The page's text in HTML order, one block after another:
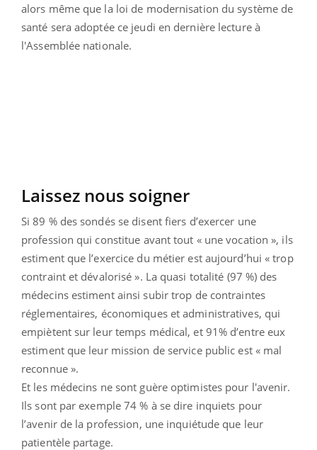
alors même que la loi de modernisation du système de
santé sera adoptée ce jeudi en dernière lecture à
l'Assemblée nationale.
Laissez nous soigner
Si 89 % des sondés se disent fiers d’exercer une
profession qui constitue avant tout « une vocation », ils
estiment que l’exercice du métier est aujourd’hui « trop
contraint et dévalorisé ». La quasi totalité (97 %) des
médecins estiment ainsi subir trop de contraintes
réglementaires, économiques et administratives, qui
empiètent sur leur temps médical, et 91% d’entre eux
estiment que leur mission de service public est « mal
reconnue ».
Et les médecins ne sont guère optimistes pour l'avenir.
Ils sont par exemple 74 % à se dire inquiets pour
l’avenir de la profession, une inquiétude que leur
patientèle partage.